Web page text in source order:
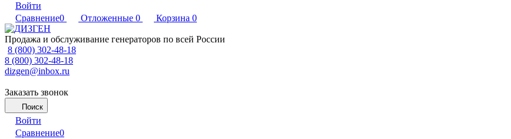
Войти
Сравнение0 Отложенные 0 Корзина 0
Продажа и обслуживание генераторов по всей России
8 (800) 302-48-18
8 (800) 302-48-18
dizgen@inbox.ru
Заказать звонок
Поиск
Войти
Сравнение0